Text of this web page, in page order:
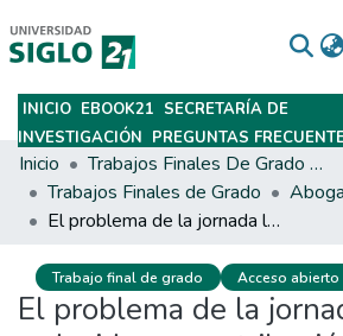
Subir
INICIO EBOOK21 SECRETARÍA DE
INVESTIGACIÓN PREGUNTAS
Inicio
Trabajos Finales De Grado Y Posgrado
Trabajos Finales de Grado
El problema de la jornada laboral reducida y su retribución, la proporcionalidad o su completitud
Trabajo final de grado Acceso abierto
El problema de la